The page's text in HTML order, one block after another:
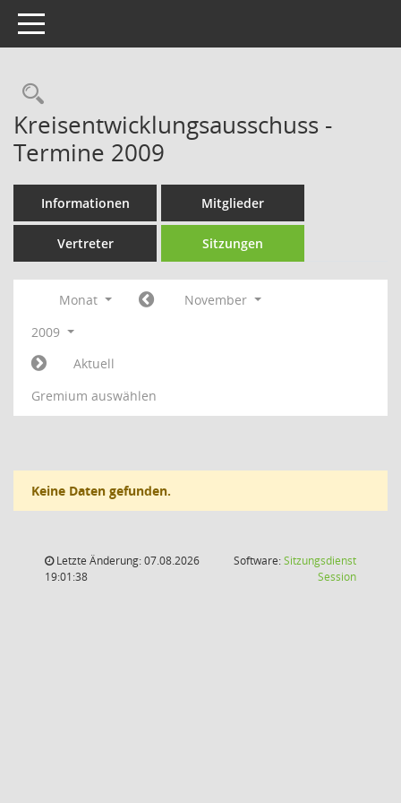
Toggle navigation
Rechercheauswahl
Kreisentwicklungsausschuss -
Termine 2009
Informationen Mitglieder
Vertreter Sitzungen
Monat
November
2009
Aktuell
Gremium auswählen
Keine Daten gefunden.
Letzte Änderung: 07.08.2026
19:01:38
Software:Sitzungsdienst
Session(Wird in